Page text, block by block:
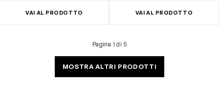
VAI AL PRODOTTO VAI AL PRODOTTO
Pagina 1 di 5
MOSTRA ALTRI PRODOTTI